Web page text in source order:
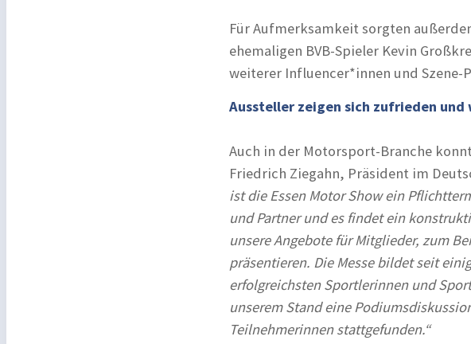
Für Aufmerksamkeit sorgten
ehemaligen BVB-Spieler Kevin
weiterer Influencer*innen und Szene-
Aussteller zeigen sich zufrieden
Auch in der Motorsport-Branche
Friedrich Ziegahn, Präsident im
ist die Essen Motor Show ein
und Partner und es findet ein
unsere Angebote für Mitglieder, zum
präsentieren. Die Messe bildet seit
erfolgreichsten Sportlerinnen und
unserem Stand eine
Teilnehmerinnen stattgefunden.“